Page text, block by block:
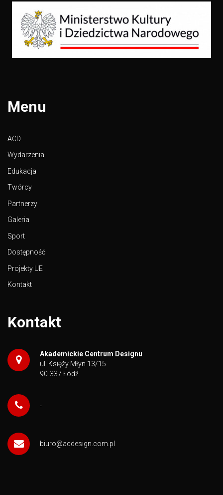
Menu
ACD
Wydarzenia
Edukacja
Twórcy
Partnerzy
Galeria
Sport
Dostępność
Projekty UE
Kontakt
Kontakt
Akademickie Centrum Designu
ul. Księży Młyn 13/15
90-337 Łódź
-
biuro@acdesign.com.pl